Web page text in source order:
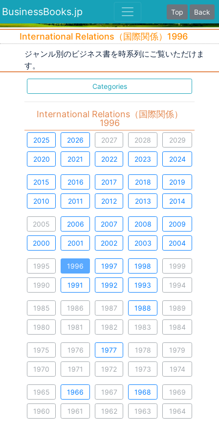
BusinessBooks.jp Top Back
International Relations（国際関係）1996
ジャンル別のビジネス書を時系列にご覧いただけま
す。
Categories
International Relations（国際関係）
1996
2025 2026 2027 2028 2029
2020 2021 2022 2023 2024
2015 2016 2017 2018 2019
2010 2011 2012 2013 2014
2005 2006 2007 2008 2009
2000 2001 2002 2003 2004
1995 1996 1997 1998 1999
1990 1991 1992 1993 1994
1985 1986 1987 1988 1989
1980 1981 1982 1983 1984
1975 1976 1977 1978 1979
1970 1971 1972 1973 1974
1965 1966 1967 1968 1969
1960 1961 1962 1963 1964